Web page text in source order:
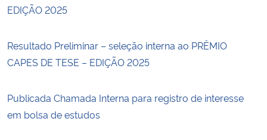
EDIÇÃO 2025
Resultado Preliminar – seleção interna ao PRÊMIO
CAPES DE TESE – EDIÇÃO 2025
Publicada Chamada Interna para registro de interesse
em bolsa de estudos